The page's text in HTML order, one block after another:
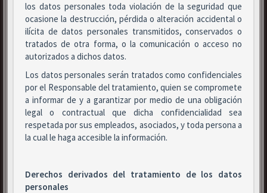
los datos personales toda violación de la seguridad que
ocasione la destrucción, pérdida o alteración accidental o
ilícita de datos personales transmitidos, conservados o
tratados de otra forma, o la comunicación o acceso no
autorizados a dichos datos.
Los datos personales serán tratados como confidenciales
por el Responsable del tratamiento, quien se compromete
a informar de y a garantizar por medio de una obligación
legal o contractual que dicha confidencialidad sea
respetada por sus empleados, asociados, y toda persona a
la cual le haga accesible la información.
Derechos derivados del tratamiento de los datos
personales